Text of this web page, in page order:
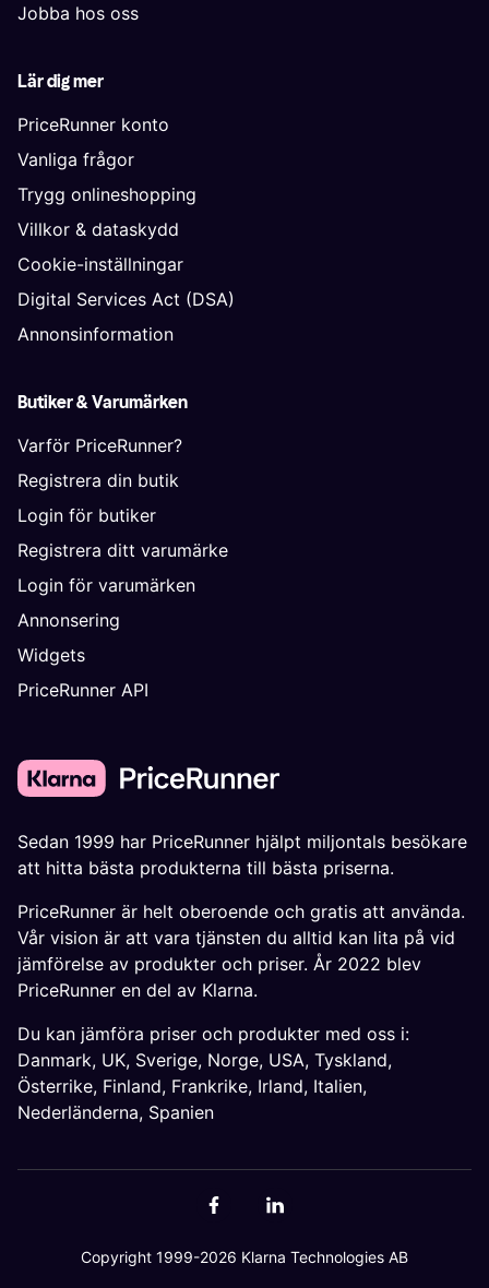
Jobba hos oss
Lär dig mer
PriceRunner konto
Vanliga frågor
Trygg onlineshopping
Villkor & dataskydd
Cookie-inställningar
Digital Services Act (DSA)
Annonsinformation
Butiker & Varumärken
Varför PriceRunner?
Registrera din butik
Login för butiker
Registrera ditt varumärke
Login för varumärken
Annonsering
Widgets
PriceRunner API
Sedan 1999 har PriceRunner hjälpt miljontals besökare
att hitta bästa produkterna till bästa priserna.
PriceRunner är helt oberoende och gratis att använda.
Vår vision är att vara tjänsten du alltid kan lita på vid
jämförelse av produkter och priser. År 2022 blev
PriceRunner en del av Klarna.
Du kan jämföra priser och produkter med oss i:
Danmark, UK, Sverige, Norge, USA, Tyskland,
Österrike, Finland, Frankrike, Irland, Italien,
Nederländerna, Spanien
Copyright 1999-2026 Klarna Technologies AB